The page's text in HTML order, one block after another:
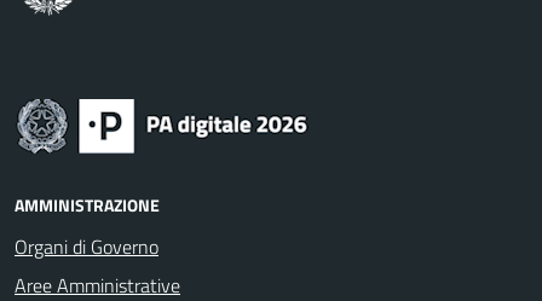
AMMINISTRAZIONE
Organi di Governo
Aree Amministrative